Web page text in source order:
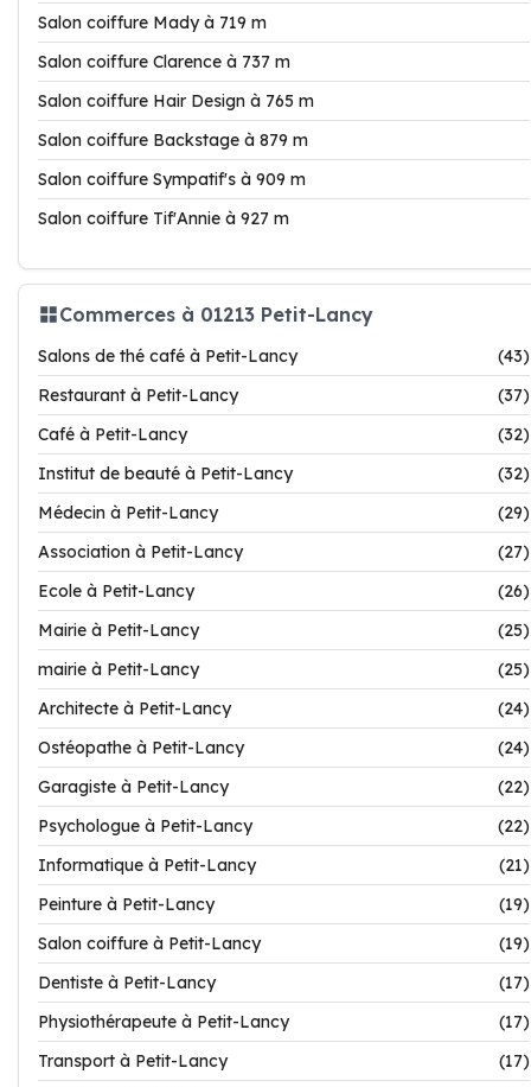
Salon coiffure Mady à 719 m
Salon coiffure Clarence à 737 m
Salon coiffure Hair Design à 765 m
Salon coiffure Backstage à 879 m
Salon coiffure Sympatif's à 909 m
Salon coiffure Tif'Annie à 927 m
Commerces à 01213 Petit-Lancy
Salons de thé café à Petit-Lancy
(43)
Restaurant à Petit-Lancy
(37)
Café à Petit-Lancy
(32)
Institut de beauté à Petit-Lancy
(32)
Médecin à Petit-Lancy
(29)
Association à Petit-Lancy
(27)
Ecole à Petit-Lancy
(26)
Mairie à Petit-Lancy
(25)
mairie à Petit-Lancy
(25)
Architecte à Petit-Lancy
(24)
Ostéopathe à Petit-Lancy
(24)
Garagiste à Petit-Lancy
(22)
Psychologue à Petit-Lancy
(22)
Informatique à Petit-Lancy
(21)
Peinture à Petit-Lancy
(19)
Salon coiffure à Petit-Lancy
(19)
Dentiste à Petit-Lancy
(17)
Physiothérapeute à Petit-Lancy
(17)
Transport à Petit-Lancy
(17)